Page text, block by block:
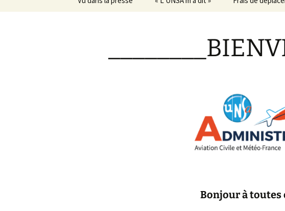
Bonjour à toutes